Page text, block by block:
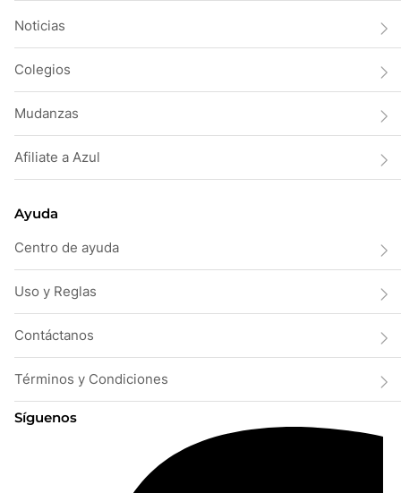
Noticias
Colegios
Mudanzas
Afiliate a Azul
Ayuda
Centro de ayuda
Uso y Reglas
Contáctanos
Términos y Condiciones
Síguenos